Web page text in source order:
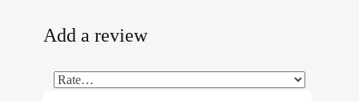
Add a review